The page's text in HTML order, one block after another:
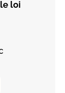
loi